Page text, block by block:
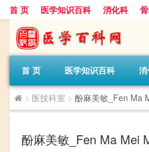
首 页 医学知识百科 消化科
首 页 医学知识百科
> 医技科室 > 酚麻美敏_Fen Ma
酚麻美敏_Fen Ma Mei